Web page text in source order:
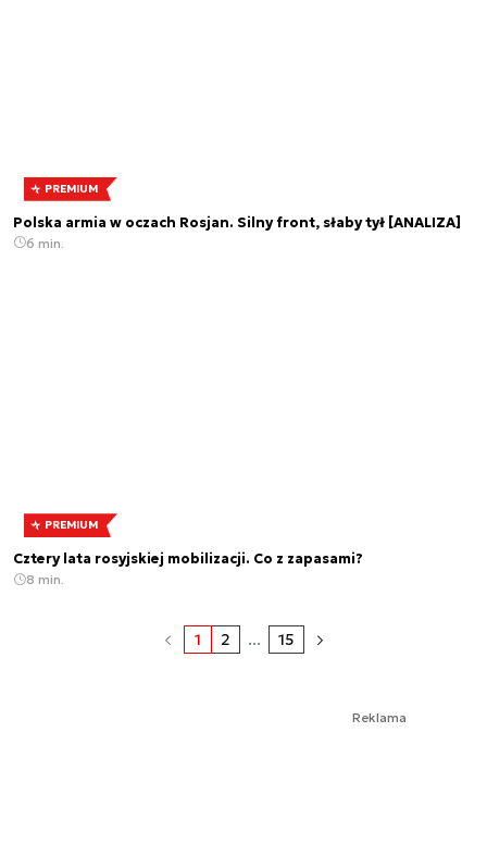
PREMIUM
Polska armia w oczach Rosjan. Silny front, słaby tył [ANALIZA]
6 min.
PREMIUM
Cztery lata rosyjskiej mobilizacji. Co z zapasami?
8 min.
1 2 ... 15
Reklama